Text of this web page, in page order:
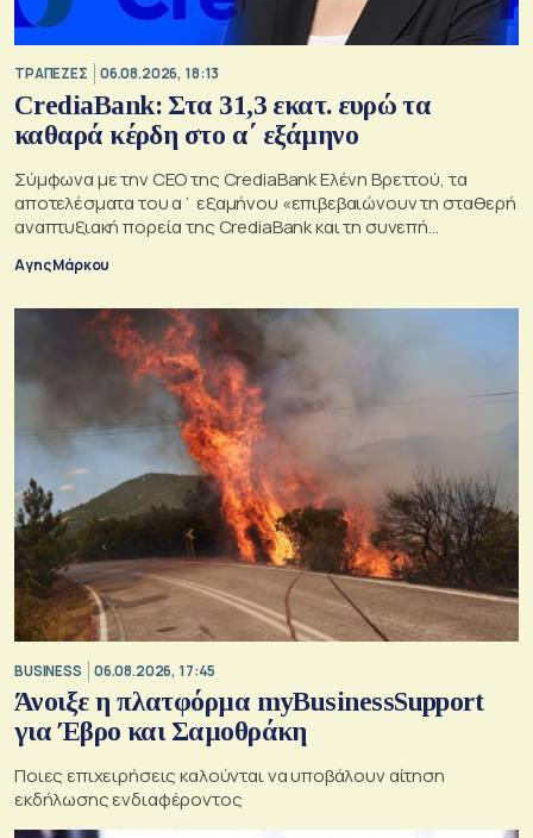
ΤΡΑΠΕΖΕΣ 06.08.2026, 18:13
CrediaBank: Στα 31,3 εκατ. ευρώ τα
καθαρά κέρδη στο α΄ εξάμηνο
Σύμφωνα με την CEO της CrediaBank Ελένη Βρεττού, τα
αποτελέσματα του α΄ εξαμήνου «επιβεβαιώνουν τη σταθερή
αναπτυξιακή πορεία της CrediaBank και τη συνεπή
Αγης Μάρκου
BUSINESS 06.08.2026, 17:45
Άνοιξε η πλατφόρμα myBusinessSupport
για Έβρο και Σαμοθράκη
Ποιες επιχειρήσεις καλούνται να υποβάλουν αίτηση
εκδήλωσης ενδιαφέροντος